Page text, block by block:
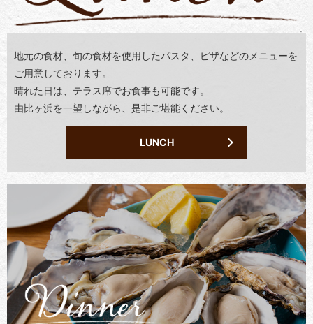
地元の食材、旬の食材を使用したパスタ、
ピザなどのメニューを
ご用意しております。
晴れた日は、テラス席でお食事も可能です。
由比ヶ浜を一望しながら、是非ご堪能ください。
LUNCH